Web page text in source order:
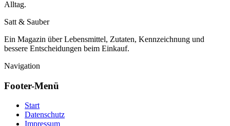
Alltag.
Satt & Sauber
Ein Magazin über Lebensmittel, Zutaten, Kennzeichnung und
bessere Entscheidungen beim Einkauf.
Navigation
Footer-Menü
Start
Datenschutz
Impressum